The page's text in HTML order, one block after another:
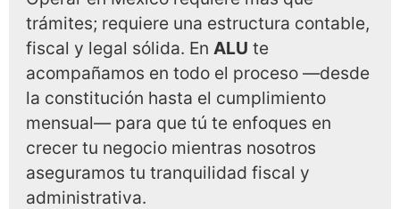
trámites; requiere una estructura contable,
fiscal y legal sólida. En ALU te
acompañamos en todo el proceso —desde
la constitución hasta el cumplimiento
mensual— para que tú te enfoques en
crecer tu negocio mientras nosotros
aseguramos tu tranquilidad fiscal y
administrativa.